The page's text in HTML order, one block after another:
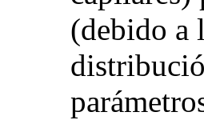
(debido a